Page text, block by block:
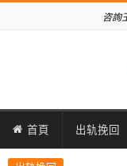
咨詢
首頁 出轨挽回